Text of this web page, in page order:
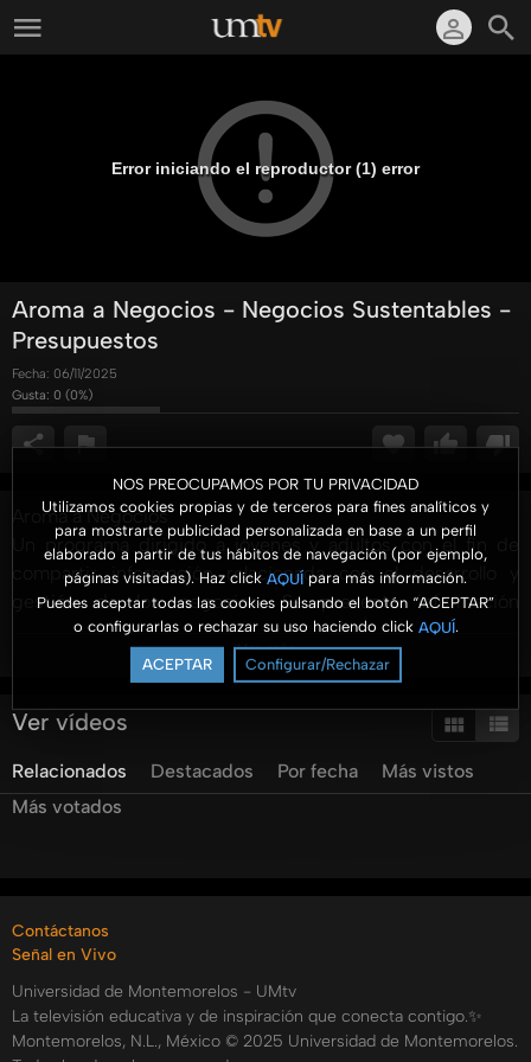
NOS PREOCUPAMOS POR TU PRIVACIDAD
Utilizamos cookies propias y de terceros para fines analíticos y
para mostrarte publicidad personalizada en base a un perfil
elaborado a partir de tus hábitos de navegación (por ejemplo,
páginas visitadas). Haz click AQUÍ para más información.
Puedes aceptar todas las cookies pulsando el botón “ACEPTAR”
o configurarlas o rechazar su uso haciendo click AQUÍ.
ACEPTAR Configurar/Rechazar
Error iniciando el reproductor (1) error
Aroma a Negocios - Negocios Sustentables -
Presupuestos
Fecha: 06/11/2025
Gusta: 0 (0%)
Aroma a Negocios
Un programa dirigido a jóvenes y adultos con el fin de
compartir información relacionada con el desarrollo y
gestión de los negocios. Se presenta información
profesional con un enfoque práctico y para ser aterrizado
en las organizaciones.
Hoy tenemos el tema de Cómo hacer un presupuesto
algunos conceptos básicos y algunas reglas para crear
nuestro presupuesto.
Categorías:
Tags:
yared garcia thais erazo elisa
presupuestos como elaborar un presupuesto
Ver más
Ver vídeos
Relacionados Destacados Por fecha
Más vistos
Más votados
Contáctanos
Señal en Vivo
Universidad de Montemorelos - UMtv
La televisión educativa y de inspiración que conecta contigo.✨
Montemorelos, N.L., México © 2025 Universidad de Montemorelos.